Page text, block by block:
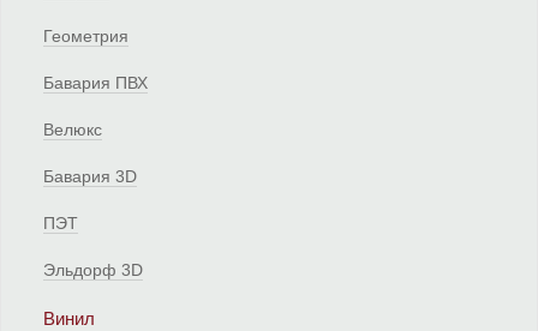
Геометрия
Бавария ПВХ
Велюкс
Бавария 3D
ПЭТ
Эльдорф 3D
Винил